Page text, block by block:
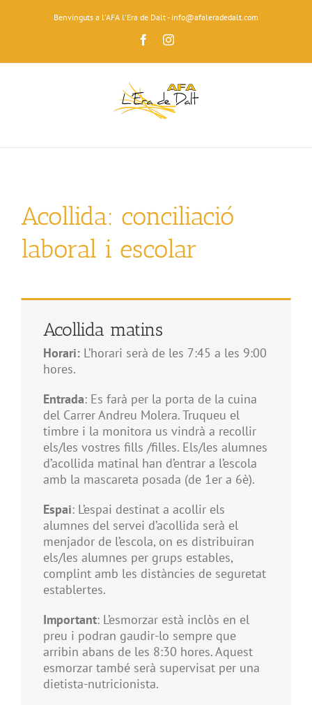
Benvinguts a l'AFA l'Era de Dalt - info@afaleradedalt.com
FacebookInstagram
Acollida: conciliació
laboral i escolar
Acollida matins
Horari: L’horari serà de les 7:45 a les 9:00
hores.
Entrada: Es farà per la porta de la cuina
del Carrer Andreu Molera. Truqueu el
timbre i la monitora us vindrà a recollir
els/les vostres fills /filles. Els/les alumnes
d’acollida matinal han d’entrar a l’escola
amb la mascareta posada (de 1er a 6è).
Espai: L’espai destinat a acollir els
alumnes del servei d’acollida serà el
menjador de l’escola, on es distribuiran
els/les alumnes per grups estables,
complint amb les distàncies de seguretat
establertes.
Important: L’esmorzar està inclòs en el
preu i podran gaudir-lo sempre que
arribin abans de les 8:30 hores. Aquest
esmorzar també serà supervisat per una
dietista-nutricionista.